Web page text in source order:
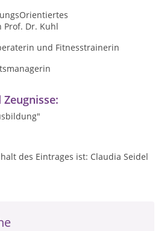
Prof. Dr. Kuhl
und Fitnesstrainerin
des Eintrages ist: Claudia Seidel